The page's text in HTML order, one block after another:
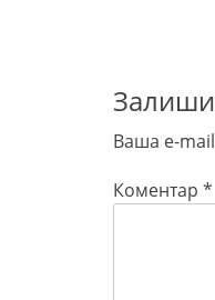
Ваша e-
Коментар *